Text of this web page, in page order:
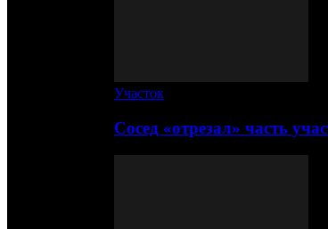
Участок
Сосед «отрезал» часть